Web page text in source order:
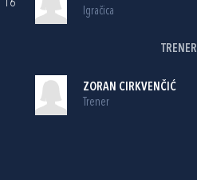
16
Igračica
TRENER
ZORAN CIRKVENČIĆ
Trener